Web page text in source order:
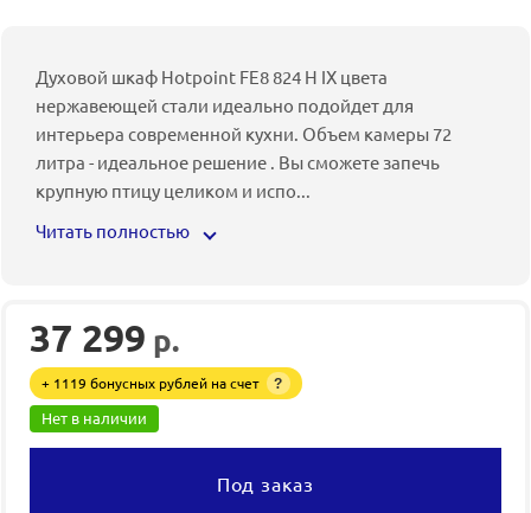
Духовой шкаф Hotpoint FE8 824 H IX цвета
нержавеющей стали идеально подойдет для
интерьера современной кухни. Объем камеры 72
литра - идеальное решение . Вы сможете запечь
крупную птицу целиком и испо...
Читать полностью
37 299 р.
+ 1119 бонусных рублей на счет ?
Нет в наличии
Под заказ